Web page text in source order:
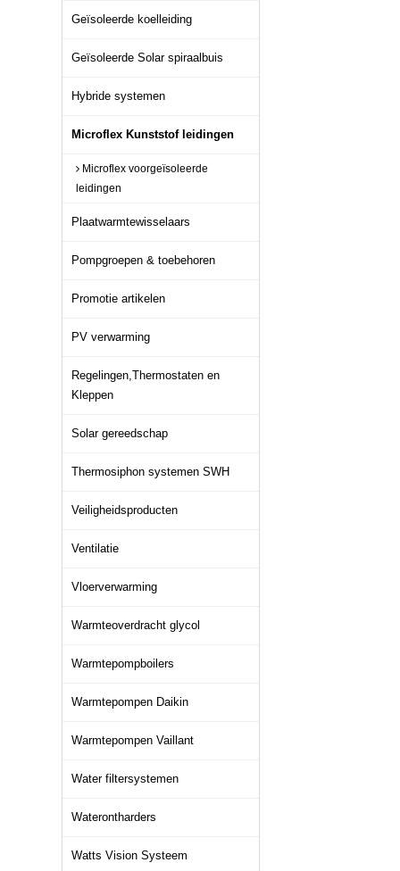
Geïsoleerde koelleiding
Geïsoleerde Solar spiraalbuis
Hybride systemen
Microflex Kunststof leidingen
Microflex voorgeïsoleerde
leidingen
Plaatwarmtewisselaars
Pompgroepen & toebehoren
Promotie artikelen
PV verwarming
Regelingen,Thermostaten en
Kleppen
Solar gereedschap
Thermosiphon systemen SWH
Veiligheidsproducten
Ventilatie
Vloerverwarming
Warmteoverdracht glycol
Warmtepompboilers
Warmtepompen Daikin
Warmtepompen Vaillant
Water filtersystemen
Waterontharders
Watts Vision Systeem